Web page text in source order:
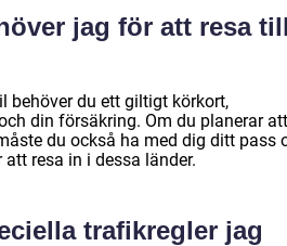
jag för att resa
behöver du ett giltigt körkort,
din försäkring. Om du planerar att
du också ha med dig ditt pass
resa in i dessa länder.
trafikregler jag